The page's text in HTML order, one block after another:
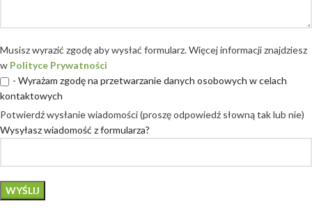
Musisz wyrazić zgodę aby wysłać formularz. Więcej informacji znajdziesz
w Polityce Prywatności
- Wyrażam zgodę na przetwarzanie danych osobowych w celach
kontaktowych
Potwierdź wysłanie wiadomości (proszę odpowiedź słowną tak lub nie)
Wysyłasz wiadomość z formularza?